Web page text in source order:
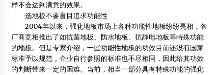
南京林业大学木结构方向本科人才培养与课程设置研讨会
2013年11月5日
OSB板权威讲解
2012年7月23日
【论文】从中西木结构建筑发展看中国木结构建筑的前景
样不会达到满意的效果。
选地板不要盲目追求功能性
2004年以来，强化地板市场上各种功能性地板纷纷亮相，各
厂商竞相推出了如抗菌地板、 防水地板、抗静电地板等特殊功能
的地板。但是专家介绍，一些功能性地板的功效目前还没有国家
标准予以规范，企业自行参照的标准也不尽相同，因此给其功效
的判断带来一定的困难。当前，相当一部分具有特殊功能的强化